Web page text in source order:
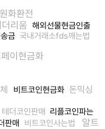
화환전
더리움 해외선물현금인출
금 국내거래소fds깨는법
이현금화
비트코인현금화 돈믹싱
테더코인판매
리플코인파는
판매 비트코인사는법
알트